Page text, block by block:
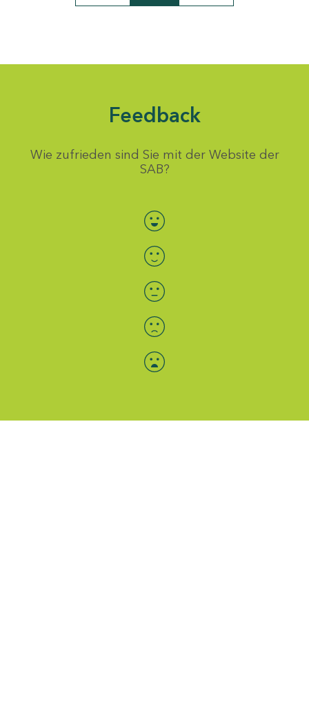
Feedback
Wie zufrieden sind Sie mit der Website der
SAB?
Bewertung auswählen